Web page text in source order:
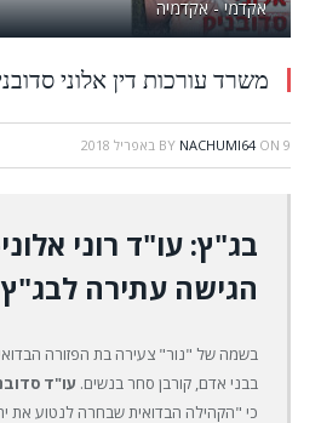
אקדמי - אקדמיה
משרד עורכות דין אלוני
BY NACHUMI64 ON 9 באפריל 2018
בג"ץ: עו"ד רוני
הגישה עתירה לבג"ץ
בשמה של "נור" צעירה בת הפזורה
בבני אדם, קורבן סחר בנשים.עו"ד
כי "הקהילה הבדואית שבחרה לנטוע את